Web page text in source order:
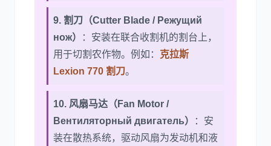
9. 割刀（Cutter Blade / Режущий
нож）
：安装在联合收割机的割台上，
用于切割农作物。例如： 克拉斯
Lexion 770 割刀。
10. 风扇马达（Fan Motor /
Вентиляторный двигатель）
：安
装在散热系统，驱动风扇为发动机和液